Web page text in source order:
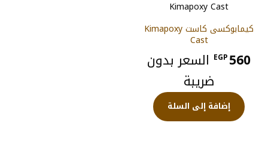
كيمابوكسى كاست Kimapoxy
Cast
EGP560
السعر بدون
ضريبة
إضافة إلى السلة